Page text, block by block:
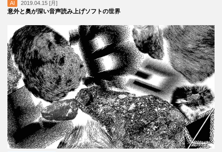
AI 2019.04.15 [月]
意外と奥が深い音声読み上げソフトの世界